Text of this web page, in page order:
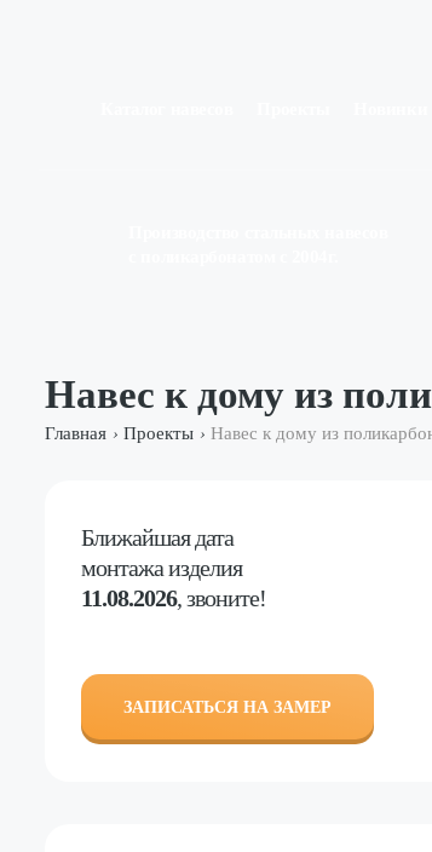
Навес к дому из
Главная › Проекты › Навес к дому из
Ближайшая дата
монтажа изделия
11.08.2026, звоните!
ЗАПИСАТЬСЯ НА ЗАМЕР